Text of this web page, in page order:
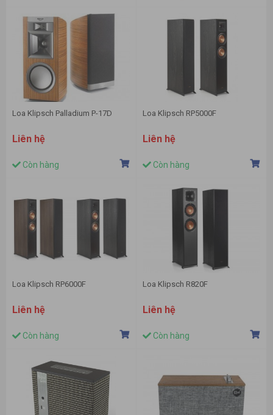
Loa Klipsch Palladium P-17D
Liên hệ
Còn hàng
Loa Klipsch RP5000F
Liên hệ
Còn hàng
Loa Klipsch RP6000F
Liên hệ
Còn hàng
Loa Klipsch R820F
Liên hệ
Còn hàng